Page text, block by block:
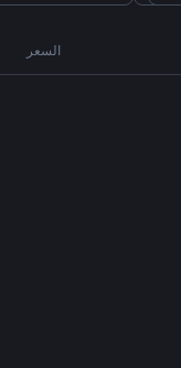
السعر